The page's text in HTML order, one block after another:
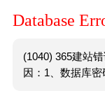
Database
(1040) 365建站
因：1、数据库密